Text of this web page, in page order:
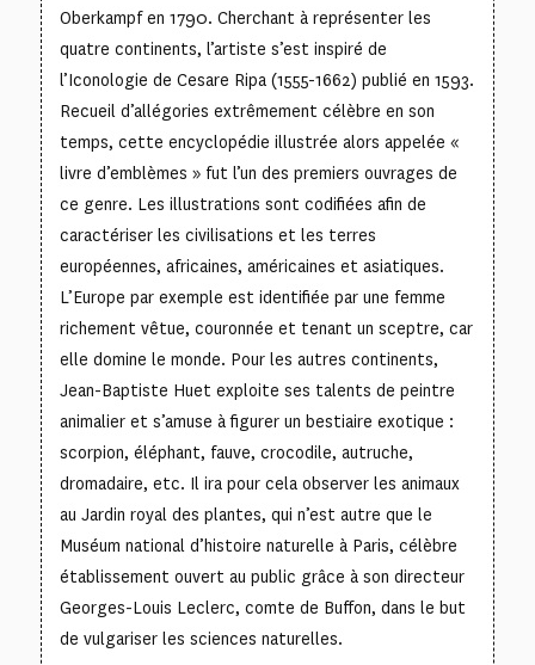
Oberkampf en 1790. Cherchant à représenter les
quatre continents, l’artiste s’est inspiré de
l’Iconologie de Cesare Ripa (1555-1662) publié en 1593.
Recueil d’allégories extrêmement célèbre en son
temps, cette encyclopédie illustrée alors appelée «
livre d’emblèmes » fut l’un des premiers ouvrages de
ce genre. Les illustrations sont codifiées afin de
caractériser les civilisations et les terres
européennes, africaines, américaines et asiatiques.
L’Europe par exemple est identifiée par une femme
richement vêtue, couronnée et tenant un sceptre, car
elle domine le monde. Pour les autres continents,
Jean-Baptiste Huet exploite ses talents de peintre
animalier et s’amuse à figurer un bestiaire exotique :
scorpion, éléphant, fauve, crocodile, autruche,
dromadaire, etc. Il ira pour cela observer les animaux
au Jardin royal des plantes, qui n’est autre que le
Muséum national d’histoire naturelle à Paris, célèbre
établissement ouvert au public grâce à son directeur
Georges-Louis Leclerc, comte de Buffon, dans le but
de vulgariser les sciences naturelles.